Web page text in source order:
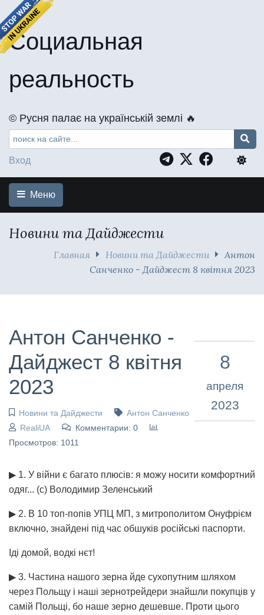
Социальная
реальность
©️ Русня палає на українській землі 🔥
Вход
Меню
Новини та Дайджести
Главная Новини та Дайджести
Антон
Санченко - Дайджест 8 квітня 2023
Антон Санченко -
Дайджест 8 квітня
2023
Новини та Дайджести
Антон Санченко
RealiUA
Комментарии: 0
Просмотров: 1011
8
апреля
2023
▶ 1. У війни є багато плюсів: я можу носити комфортний
одяг... (с) Володимир Зеленський
▶ 2. В 10 топ-попів УПЦ МП, з митрополитом Онуфрієм
включно, знайдені під час обшуків російські паспорти.
Іді домой, водкі нєт!
▶ 3. Частина нашого зерна йде сухопутним шляхом
через Польщу і наші зернотрейдери знайшли покупців у
самій Польщі, бо наше зерно дешевше. Проти цього